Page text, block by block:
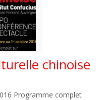
chinoise
Programme complet